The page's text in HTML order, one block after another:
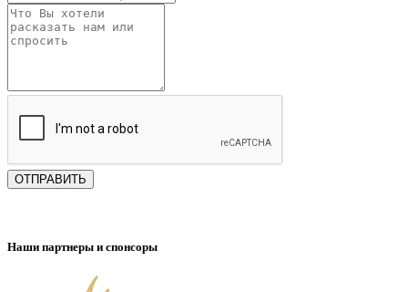
ОТПРАВИТЬ
Наши партнеры и спонсоры